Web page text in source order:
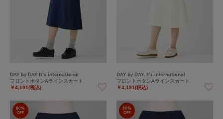
DAY by DAY It's international
フロントボタンAラインスカート
￥4,191(税込)
DAY by DAY It's international
フロントボタンAラインスカート
￥4,191(税込)
80%
OFF
80%
OFF